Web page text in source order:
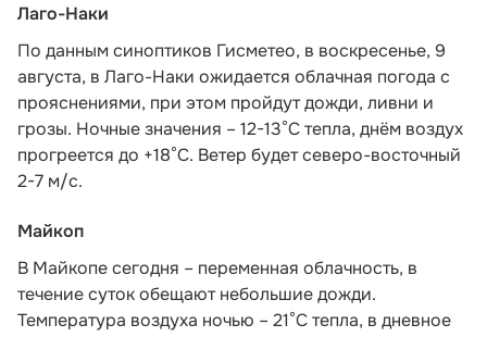
Лаго-Наки
По данным синоптиков Гисметео, в воскресенье, 9
августа, в Лаго-Наки ожидается облачная погода с
прояснениями, при этом пройдут дожди, ливни и
грозы. Ночные значения – 12-13°С тепла, днём воздух
прогреется до +18°С. Ветер будет северо-восточный
2-7 м/с.
Майкоп
В Майкопе сегодня – переменная облачность, в
течение суток обещают небольшие дожди.
Температура воздуха ночью – 21°С тепла, в дневное